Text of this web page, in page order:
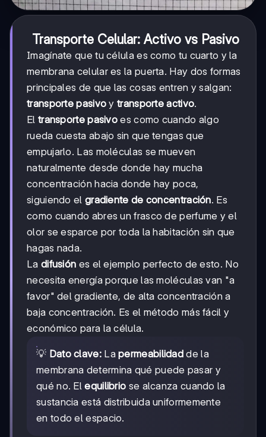
Transporte Celular: Activo vs Pasivo
Imagínate que tu célula es como tu cuarto y la
membrana celular es la puerta. Hay dos formas
principales de que las cosas entren y salgan:
transporte pasivo ytransporte activo.
El transporte pasivo es como cuando algo
rueda cuesta abajo sin que tengas que
empujarlo. Las moléculas se mueven
naturalmente desde donde hay mucha
concentración hacia donde hay poca,
siguiendo el gradiente de concentración. Es
como cuando abres un frasco de perfume y el
olor se esparce por toda la habitación sin que
hagas nada.
La difusión es el ejemplo perfecto de esto. No
necesita energía porque las moléculas van "a
favor" del gradiente, de alta concentración a
baja concentración. Es el método más fácil y
económico para la célula.
💡 Dato clave:Lapermeabilidad de la
membrana determina qué puede pasar y
qué no. Elequilibrio se alcanza cuando la
sustancia está distribuida uniformemente
en todo el espacio.